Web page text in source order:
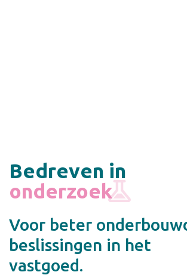
Bedreven in
onderzoek
Voor beter
beslissingen in het
vastgoed.